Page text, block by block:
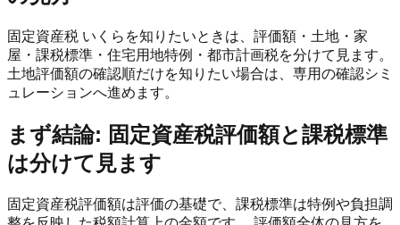
固定資産税 いくらを知りたいときは、評価額・土地・家
屋・課税標準・住宅用地特例・都市計画税を分けて見ます。
土地評価額の確認順だけを知りたい場合は、専用の確認シミ
ュレーションへ進めます。
まず結論: 固定資産税評価額と課税標準
は分けて見ます
固定資産税評価額は評価の基礎で、課税標準は特例や負担調